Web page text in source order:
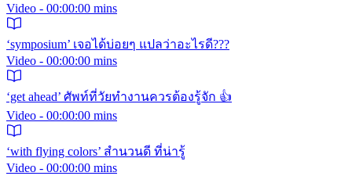
Video - 00:00:00 mins
‘symposium’ เจอได้บ่อยๆ แปลว่าอะไรดี???
Video - 00:00:00 mins
‘get ahead’ ศัพท์ที่วัยทำงานควรต้องรู้จัก 👍
Video - 00:00:00 mins
‘with flying colors’ สำนวนดี ที่น่ารู้
Video - 00:00:00 mins